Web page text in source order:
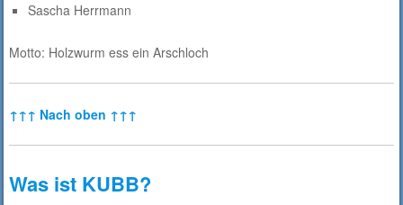
Sascha Herrmann
Motto: Holzwurm ess ein Arschloch
↑↑↑ Nach oben ↑↑↑
Was ist KUBB?